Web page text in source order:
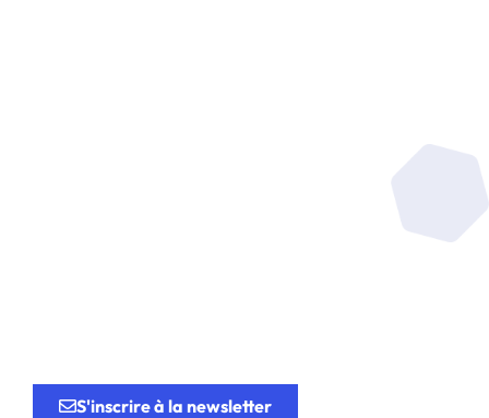
S'inscrire à la newsletter